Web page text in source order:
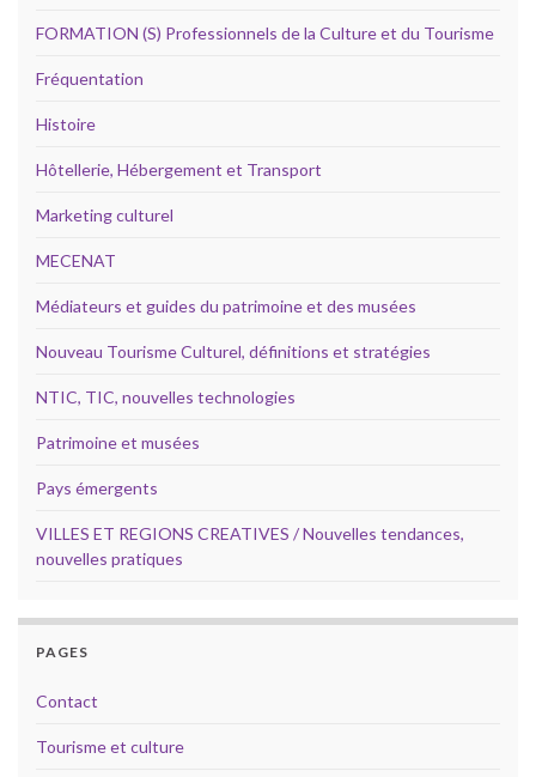
FORMATION (S) Professionnels de la Culture et du Tourisme
Fréquentation
Histoire
Hôtellerie, Hébergement et Transport
Marketing culturel
MECENAT
Médiateurs et guides du patrimoine et des musées
Nouveau Tourisme Culturel, définitions et stratégies
NTIC, TIC, nouvelles technologies
Patrimoine et musées
Pays émergents
VILLES ET REGIONS CREATIVES / Nouvelles tendances,
nouvelles pratiques
PAGES
Contact
Tourisme et culture